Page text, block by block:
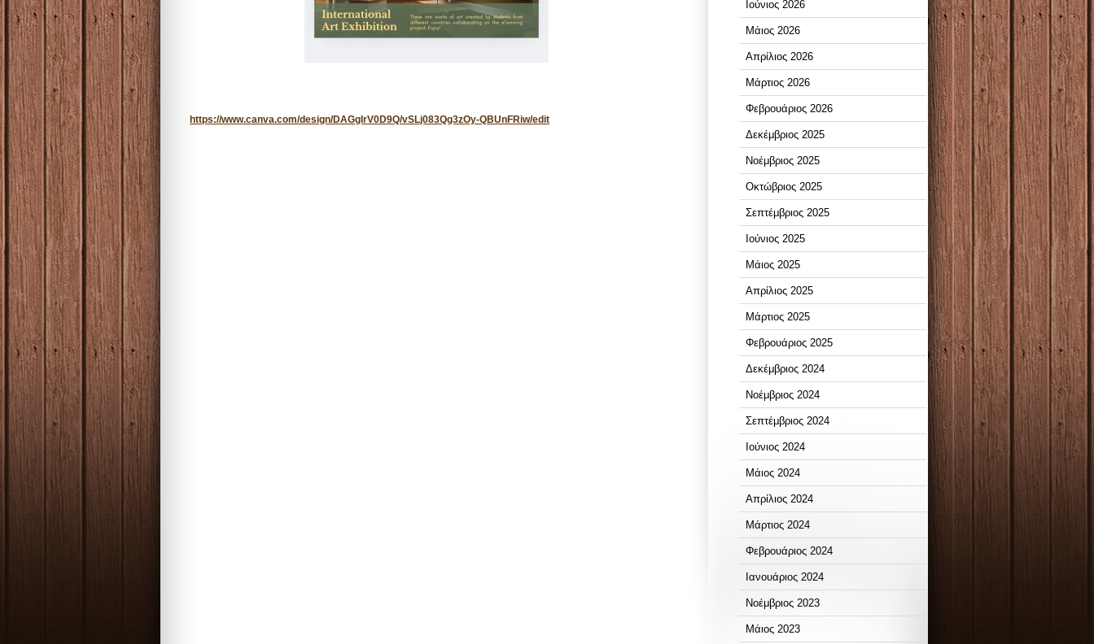
https://www.canva.com/design/DAGgIrV0D9Q/vSLj083Qg3zOy-QBUnFRiw/edit
Ιούνιος 2026
Μάιος 2026
Απρίλιος 2026
Μάρτιος 2026
Φεβρουάριος 2026
Δεκέμβριος 2025
Νοέμβριος 2025
Οκτώβριος 2025
Σεπτέμβριος 2025
Ιούνιος 2025
Μάιος 2025
Απρίλιος 2025
Μάρτιος 2025
Φεβρουάριος 2025
Δεκέμβριος 2024
Νοέμβριος 2024
Σεπτέμβριος 2024
Ιούνιος 2024
Μάιος 2024
Απρίλιος 2024
Μάρτιος 2024
Φεβρουάριος 2024
Ιανουάριος 2024
Νοέμβριος 2023
Μάιος 2023